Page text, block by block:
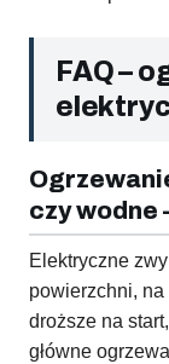
FAQ –
czy wodne
Elektryczne
powierzchni, na
droższe na
główne